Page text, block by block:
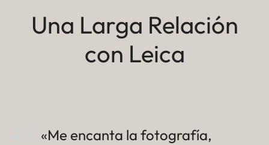
Una Larga Relación
con Leica
«Me encanta la fotografía,